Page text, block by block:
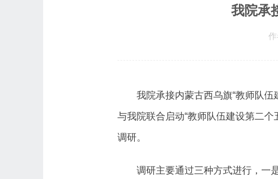
我院承
我院承接内蒙古西乌旗“教师队
与我院联合启动“教师队伍建设第二
调研。
调研主要通过三种方式进行，一